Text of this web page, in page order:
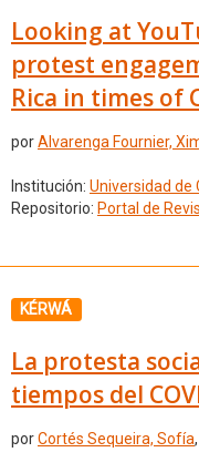
Looking at
protest
Rica in times of
porAlvarenga Fournier,
Institución: Universidad de
Repositorio: Portal de
KÉRWÁ
La protesta
tiempos del
porCortés Sequeira, Sofía,